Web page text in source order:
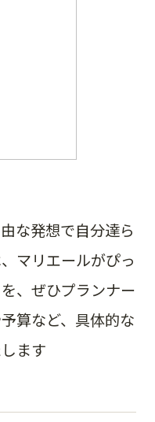
な発想で自分達ら
マリエールがぴっ
、ぜひプランナー
算など、具体的な
ます